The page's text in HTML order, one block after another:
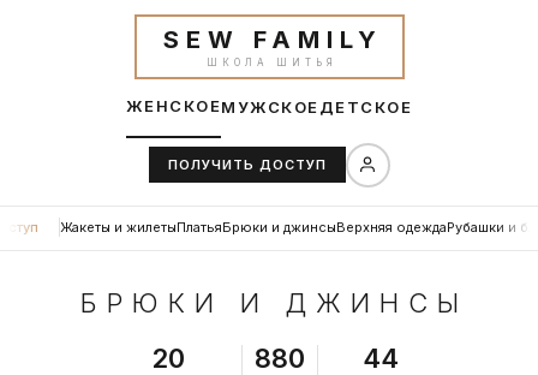
ЖЕНСКОЕМУЖСКОЕДЕТСКОЕ
SEW FAMILY
ШКОЛА ШИТЬЯ
ПОЛУЧИТЬ ДОСТУП
Жакеты и жилетыПлатьяБрюки и джинсыВерхняя одеждаРубашки и
БРЮКИ И ДЖИНСЫ
20
880 44